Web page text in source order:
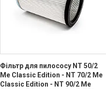
Фільтр для пилососу NT 50/2
Me Classic Edition - NT 70/2 Me
Classic Edition - NT 90/2 Me